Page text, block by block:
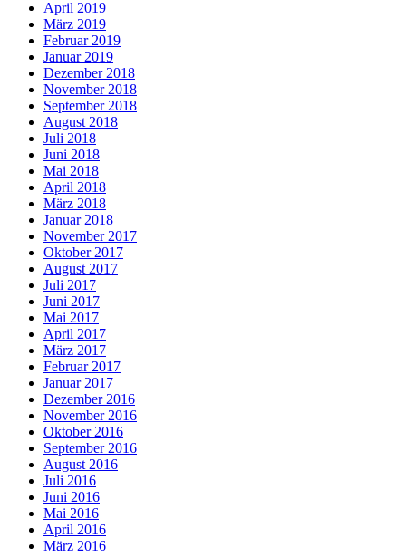
April 2019
März 2019
Februar 2019
Januar 2019
Dezember 2018
November 2018
September 2018
August 2018
Juli 2018
Juni 2018
Mai 2018
April 2018
März 2018
Januar 2018
November 2017
Oktober 2017
August 2017
Juli 2017
Juni 2017
Mai 2017
April 2017
März 2017
Februar 2017
Januar 2017
Dezember 2016
November 2016
Oktober 2016
September 2016
August 2016
Juli 2016
Juni 2016
Mai 2016
April 2016
März 2016